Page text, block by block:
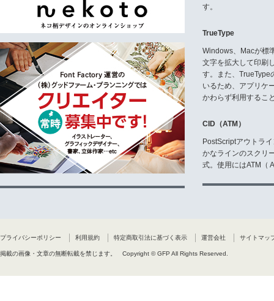
す。
TrueType
Windows、Macが標
文字を拡大して印刷
す。また、TrueType
いるため、アプリケ
かわらず利用するこ
CID（ATM）
PostScriptアウトラ
かなラインのスクリ
式。使用にはATM（
プライバシーポリシー 利用規約 特定商取引法に基づく表示 運営会社 サイトマッ
掲載の画像・文章の無断転載を禁じます。 Copyright © GFP All Rights Reserved.